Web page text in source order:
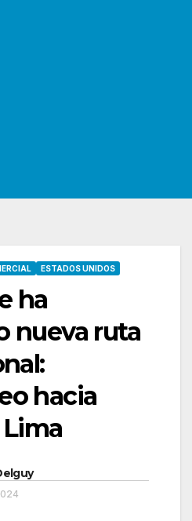
ESTADOS UNIDOS
ha
nueva ruta
hacia